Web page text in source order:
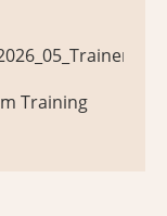
Training